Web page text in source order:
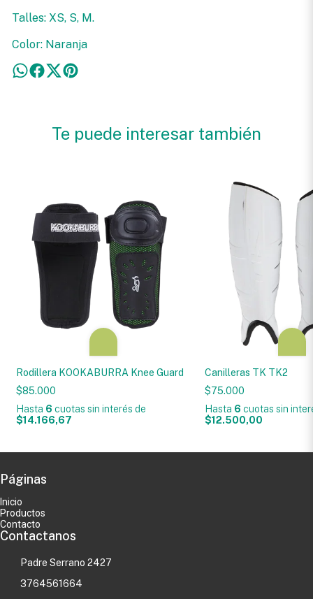
Talles: XS, S, M.
Color: Naranja
Te puede interesar también
Rodillera KOOKABURRA Knee Guard
$85.000
Hasta 6 cuotas sin interés de
$14.166,67
Canilleras TK TK2
$75.000
Hasta 6 cuotas sin
$12.500,00
Páginas
Inicio
Productos
Contacto
Contactanos
Padre Serrano 2427
3764561664